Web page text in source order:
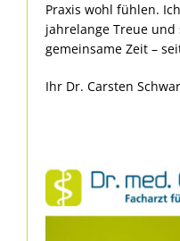
Praxis wohl fühlen.
jahrelange Treue
gemeinsame Zeit –
Ihr Dr. Carsten